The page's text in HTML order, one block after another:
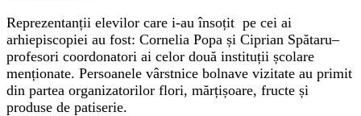
Reprezentanții elevilor care i-au însoțit pe cei ai
arhiepiscopiei au fost: Cornelia Popa și Ciprian Spătaru–
profesori coordonatori ai celor două instituții școlare
menționate. Persoanele vârstnice bolnave vizitate au primit
din partea organizatorilor flori, mărțișoare, fructe și
produse de patiserie.